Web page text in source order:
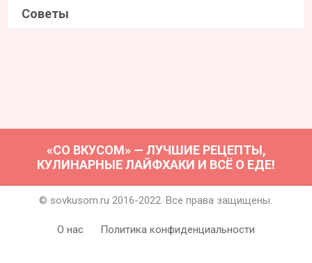
Советы
«СО ВКУСОМ» — ЛУЧШИЕ РЕЦЕПТЫ,
КУЛИНАРНЫЕ ЛАЙФХАКИ И ВСЁ О ЕДЕ!
© sovkusom.ru 2016-2022. Все права защищены.
О нас Политика конфиденциальности